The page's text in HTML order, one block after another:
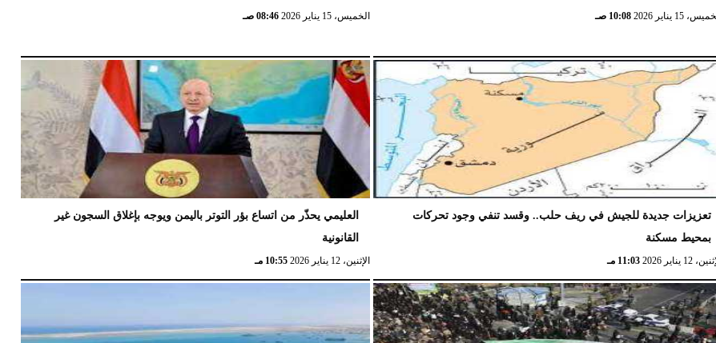
15 يناير 2026 10:08 صـ الخميس، 15 يناير 2026 08:46 صـ
تعزيزات جديدة للجيش في ريف حلب.. وقسد تنفي وجود تحركات
بمحيط مسكنة
12 يناير 2026 11:03 مـ
العليمي يحذّر من اتساع بؤر التوتر باليمن ويوجه بإغلاق السجون غير
القانونية
الإثنين، 12 يناير 2026 10:55 مـ